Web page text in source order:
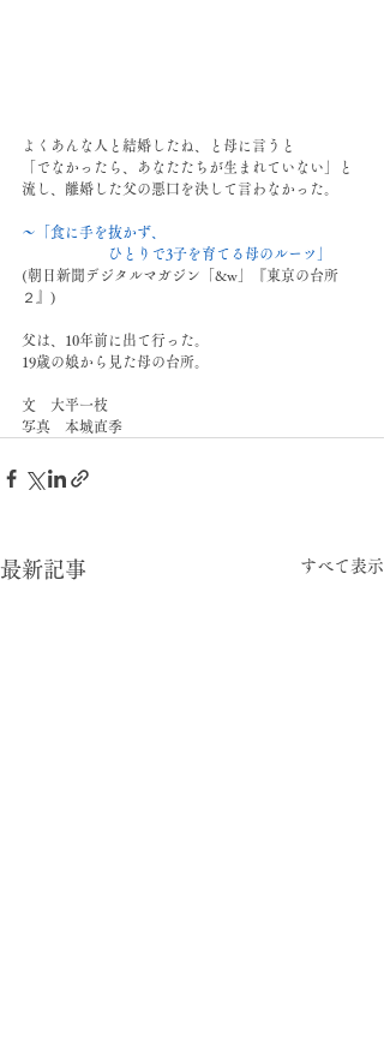
よくあんな人と結婚したね、と母に言うと
「でなかったら、あなたたちが生まれていない」と
流し、離婚した父の悪口を決して言わなかった。
〜「食に手を抜かず、
ひとりで3子を育てる母のルーツ」
(朝日新聞デジタルマガジン「&w」『東京の台所
２』)
父は、10年前に出て行った。
19歳の娘から見た母の台所。
文　大平一枝
写真　本城直季
最新記事 すべて表示